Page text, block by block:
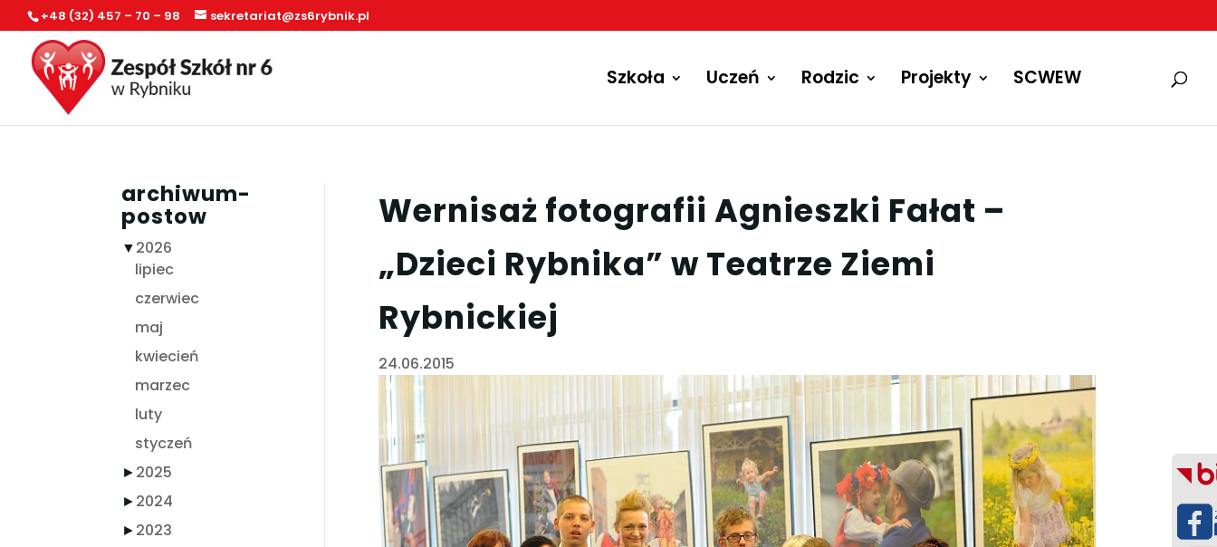
+48 (32) 457 – 70 – 98 sekretariat@zs6rybnik.pl
Szkoła Uczeń Rodzic Projekty SCWEW
archiwum-
postow
▼2026
lipiec
czerwiec
maj
kwiecień
marzec
luty
styczeń
►2025
►2024
►2023
Wernisaż fotografii Agnieszki Fałat –
„Dzieci Rybnika” w Teatrze Ziemi
Rybnickiej
24.06.2015